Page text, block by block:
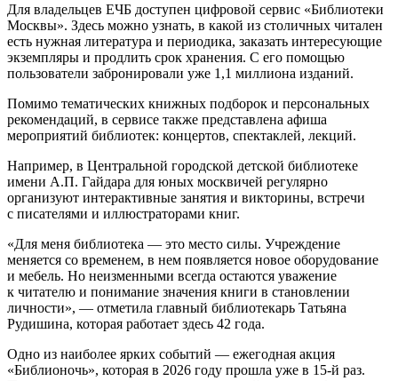
Для владельцев ЕЧБ доступен цифровой сервис «Библиотеки
Москвы». Здесь можно узнать, в какой из столичных читален
есть нужная литература и периодика, заказать интересующие
экземпляры и продлить срок хранения. С его помощью
пользователи забронировали уже 1,1 миллиона изданий.
Помимо тематических книжных подборок и персональных
рекомендаций, в сервисе также представлена афиша
мероприятий библиотек: концертов, спектаклей, лекций.
Например, в Центральной городской детской библиотеке
имени А.П. Гайдара для юных москвичей регулярно
организуют интерактивные занятия и викторины, встречи
с писателями и иллюстраторами книг.
«Для меня библиотека — это место силы. Учреждение
меняется со временем, в нем появляется новое оборудование
и мебель. Но неизменными всегда остаются уважение
к читателю и понимание значения книги в становлении
личности», — отметила главный библиотекарь Татьяна
Рудишина, которая работает здесь 42 года.
Одно из наиболее ярких событий — ежегодная акция
«Библионочь», которая в 2026 году прошла уже в 15-й раз.